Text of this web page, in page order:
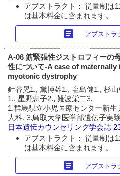
アブストラクト： 従量制は
は基本料金に含まれます。
article アブストラ
A-06 筋緊張性ジストロフィーの
性について-A case of
myotonic dystrophy
針谷晃1., 黛博雄1., 塩島健1., 杉
1., 星野恵子2., 難波栄二3.
1.群馬県立小児医療センター新
人科, 3.鳥取大学医学部遺伝子実
日本遺伝カウンセリング学会誌
アブストラクト： 従量制は
は基本料金に含まれます。
article アブストラ